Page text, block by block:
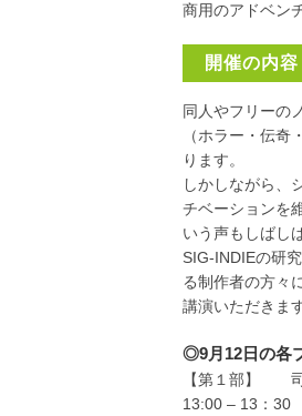
商用のアドベン
開催の内容
同人やフリーの
（ホラー・伝
ります。
しかしながら、
チベーションを
いう声もしばし
SIG-INDIEの研
る制作者の方々
講演いただきま
◎9月12日の各
【第１部】 司
13:00 – 13：